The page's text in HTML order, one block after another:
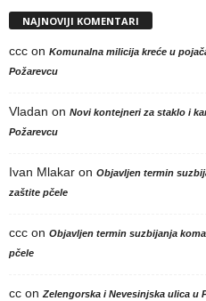
NAJNOVIJI KOMENTARI
ccc on Komunalna milicija kreće u
Požarevcu
Vladan on Novi kontejneri za staklo i
Požarevcu
Ivan Mlakar on Objavljen termin
zaštite pčele
ccc on Objavljen termin suzbijanja
pčele
cc on Zelengorska i Nevesinjska ulica u